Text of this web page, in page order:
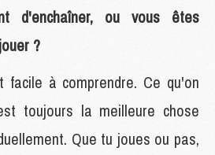
d'enchaîner, ou vous êtes
?
à comprendre. Ce qu'on
toujours la meilleure chose
Que tu joues ou pas,